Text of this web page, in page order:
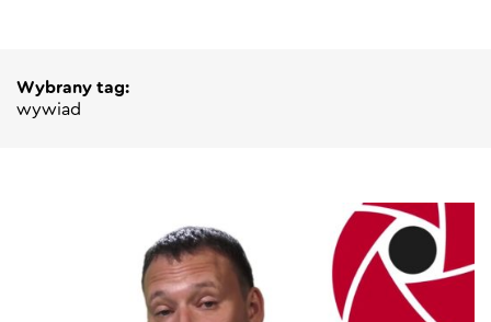
Wybrany tag:
wywiad